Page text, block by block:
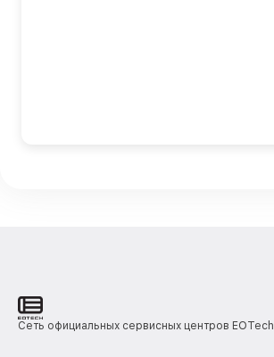
Сеть официальных сервисных центров EOTech